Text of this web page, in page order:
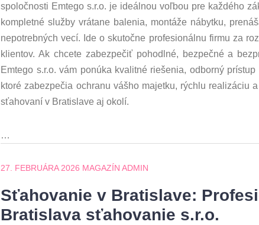
spoločnosti Emtego s.r.o. je ideálnou voľbou pre každého
kompletné služby vrátane balenia, montáže nábytku,
nepotrebných vecí. Ide o skutočne profesionálnu firmu za
klientov. Ak chcete zabezpečiť pohodlné, bezpečné a
Emtego s.r.o. vám ponúka kvalitné riešenia, odborný
ktoré zabezpečia ochranu vášho majetku, rýchlu realizáciu
sťahovaní v Bratislave aj okolí.
…
27. FEBRUÁRA 2026 MAGAZÍN ADMIN
Sťahovanie v Bratislave:
Bratislava sťahovanie s.r.o.